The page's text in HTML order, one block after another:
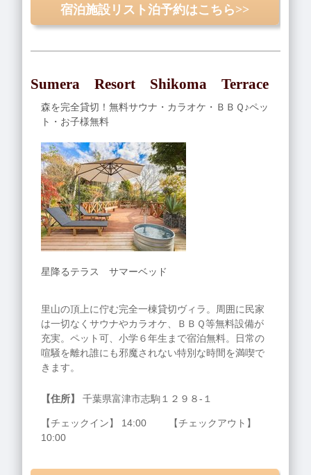
宿泊施設リスト泊予約はこちら>>
Sumera Resort Shikoma Terrace
森を完全貸切！無料サウナ・カラオケ・ＢＢＱ♪ペッ
ト・お子様無料
星降るテラス サマーベッド
里山の頂上に佇む完全一棟貸切ヴィラ。周囲に民家
は一切なくサウナやカラオケ、ＢＢＱ等無料設備が
充実。ペット可、小学６年生まで宿泊無料。日常の
喧騒を離れ誰にも邪魔されない特別な時間を満喫で
きます。
【住所】 千葉県富津市志駒１２９８‐１
【チェックイン】 14:00 【チェックアウト】
10:00